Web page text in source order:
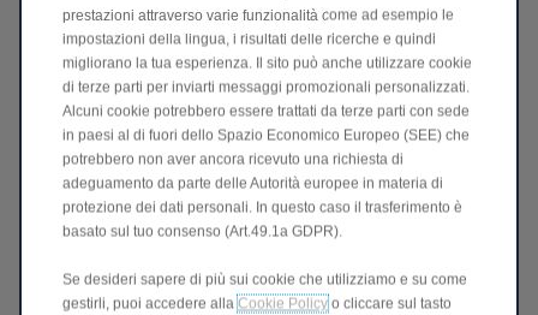
Nuova T03 VAN
Scopri T03 VAN>
prestazioni attraverso varie funzionalità come ad esempio le
impostazioni della lingua, i risultati delle ricerche e quindi
migliorano la tua esperienza. Il sito può anche utilizzare cookie
di terze parti per inviarti messaggi promozionali personalizzati.
Alcuni cookie potrebbero essere trattati da terze parti con sede
in paesi al di fuori dello Spazio Economico Europeo (SEE) che
potrebbero non aver ancora ricevuto una richiesta di
adeguamento da parte delle Autorità europee in materia di
protezione dei dati personali. In questo caso il trasferimento è
basato sul tuo consenso (Art.49.1a GDPR).
Se desideri sapere di più sui cookie che utilizziamo e su come
gestirli, puoi accedere alla Cookie Policy o cliccare sul tasto